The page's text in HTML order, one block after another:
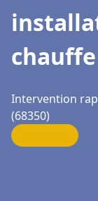
Intervention
(68350)